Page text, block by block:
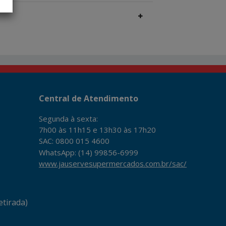
Central de Atendimento
Segunda à sexta:
7h00 às 11h15 e 13h30 às 17h20
SAC: 0800 015 4600
WhatsApp: (14) 99856-6999
www.jauservesupermercados.com.br/sac/